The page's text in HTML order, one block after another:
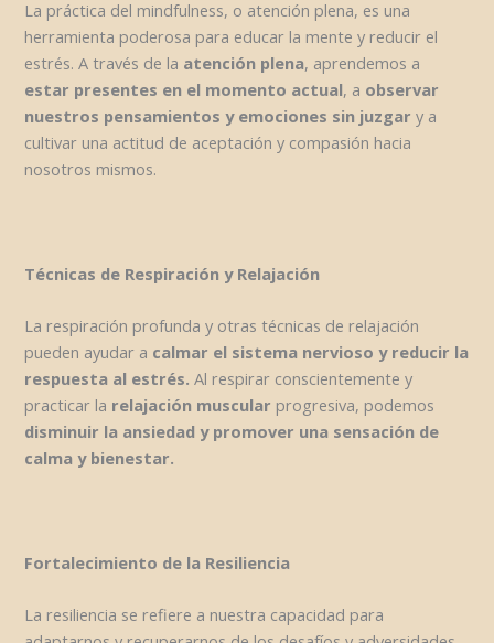
La práctica del mindfulness, o atención plena, es una
herramienta poderosa para educar la mente y reducir el
estrés. A través de la atención plena, aprendemos a
estar presentes en el momento actual, a observar
nuestros pensamientos y emociones sin juzgar y a
cultivar una actitud de aceptación y compasión hacia
nosotros mismos.
Técnicas de Respiración y Relajación
La respiración profunda y otras técnicas de relajación
pueden ayudar a calmar el sistema nervioso y reducir la
respuesta al estrés. Al respirar conscientemente y
practicar la relajación muscular progresiva, podemos
disminuir la ansiedad y promover una sensación de
calma y bienestar.
Fortalecimiento de la Resiliencia
La resiliencia se refiere a nuestra capacidad para